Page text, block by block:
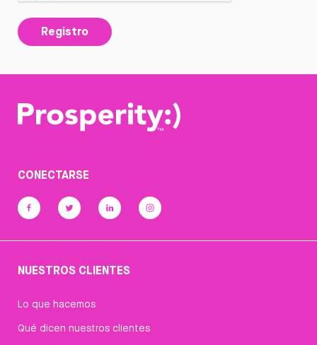
Registro
CONECTARSE
NUESTROS CLIENTES
Lo que hacemos
Qué dicen nuestros clientes